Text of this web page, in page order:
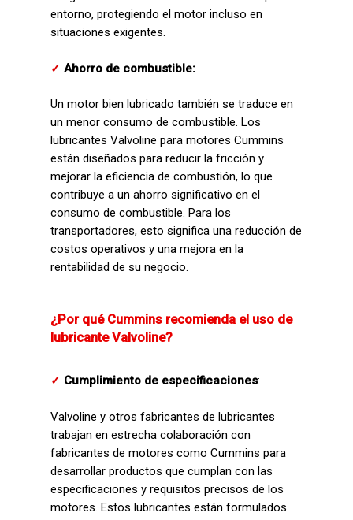
entorno, protegiendo el motor incluso en
situaciones exigentes.
✓ Ahorro de combustible:
Un motor bien lubricado también se traduce en
un menor consumo de combustible. Los
lubricantes Valvoline para motores Cummins
están diseñados para reducir la fricción y
mejorar la eficiencia de combustión, lo que
contribuye a un ahorro significativo en el
consumo de combustible. Para los
transportadores, esto significa una reducción de
costos operativos y una mejora en la
rentabilidad de su negocio.
¿Por qué Cummins recomienda el uso de
lubricante Valvoline?
✓ Cumplimiento de especificaciones:
Valvoline y otros fabricantes de lubricantes
trabajan en estrecha colaboración con
fabricantes de motores como Cummins para
desarrollar productos que cumplan con las
especificaciones y requisitos precisos de los
motores. Estos lubricantes están formulados